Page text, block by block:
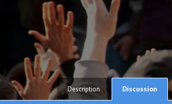
Description Discussion